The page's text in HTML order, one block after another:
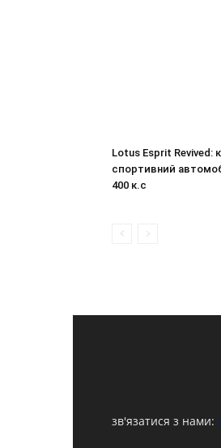
Lotus Esprit Revived:
спортивний
400 к.с
зв'язатися з нами: